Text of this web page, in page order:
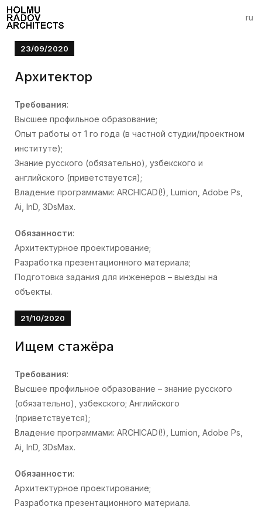
ru
23/09/2020
Архитектор
Требования:
Высшее профильное образование;
Опыт работы от 1 го года (в частной студии/проектном
институте);
Знание русского (обязательно), узбекского и
английского (приветствуется);
Владение программами: ARCHICAD(!), Lumion, Adobe Ps,
Ai, InD, 3DsMax.
Обязанности:
Архитектурное проектирование;
Разработка презентационного материала;
Подготовка задания для инженеров – выезды на
объекты.
21/10/2020
Ищем стажёра
Требования:
Высшее профильное образование – знание русского
(обязательно), узбекского; Английского
(приветствуется);
Владение программами: ARCHICAD(!), Lumion, Adobe Ps,
Ai, InD, 3DsMax.
Обязанности:
Архитектурное проектирование;
Разработка презентационного материала.